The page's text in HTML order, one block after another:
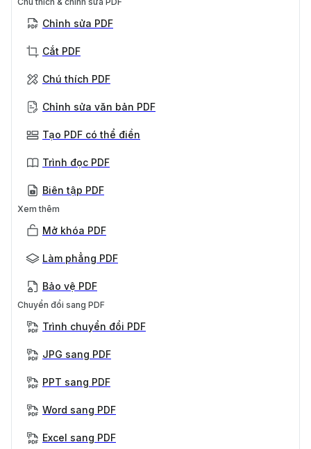
Chỉnh sửa PDF
Cắt PDF
Chú thích PDF
Chỉnh sửa văn bản PDF
Tạo PDF có thể điền
Trình đọc PDF
Biên tập PDF
Xem thêm
Mở khóa PDF
Làm phẳng PDF
Bảo vệ PDF
Chuyển đổi sang PDF
Trình chuyển đổi PDF
JPG sang PDF
PPT sang PDF
Word sang PDF
Excel sang PDF